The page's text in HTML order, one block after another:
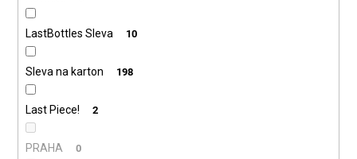
LastBottles Sleva 10
Sleva na karton 198
Last Piece! 2
PRAHA 0